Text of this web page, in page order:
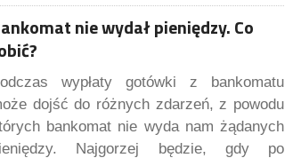
nie wydał pieniędzy. Co
wypłaty gotówki z bankomatu
dojść do różnych zdarzeń, z powodu
bankomat nie wyda nam żądanych
Najgorzej będzie, gdy po